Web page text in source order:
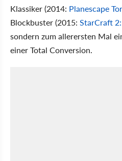
Klassiker (2014: Planescape
Blockbuster (2015: StarCraft
sondern zum allerersten Mal
einer Total Conversion.